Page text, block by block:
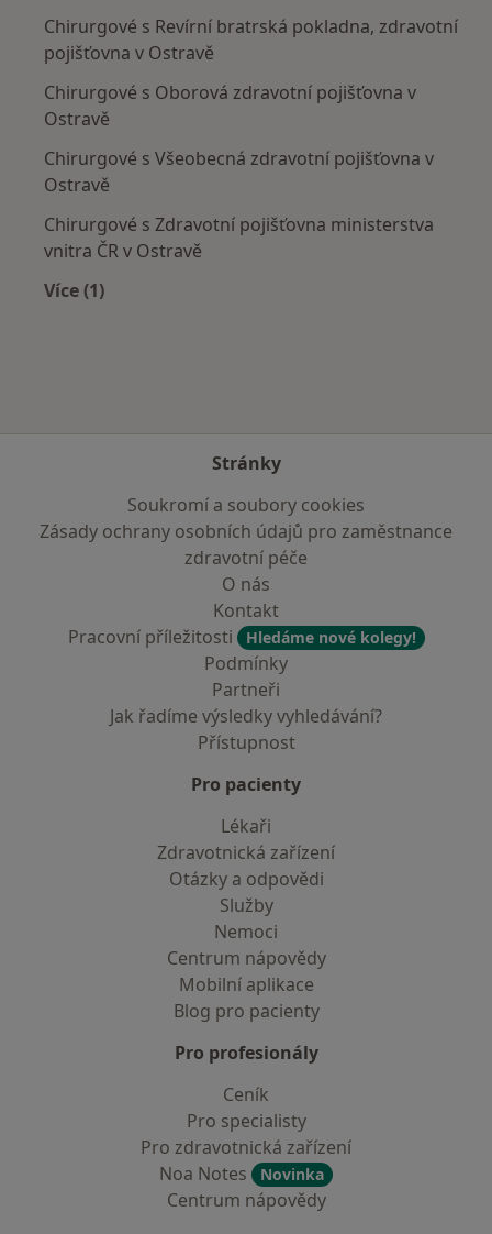
Chirurgové s Revírní bratrská pokladna, zdravotní
pojišťovna v Ostravě
Chirurgové s Oborová zdravotní pojišťovna v
Ostravě
Chirurgové s Všeobecná zdravotní pojišťovna v
Ostravě
Chirurgové s Zdravotní pojišťovna ministerstva
vnitra ČR v Ostravě
Více (1)
Stránky
Soukromí a soubory cookies
Zásady ochrany osobních údajů pro zaměstnance
zdravotní péče
O nás
Kontakt
Pracovní příležitosti
Hledáme nové kolegy!
Podmínky
Partneři
Jak řadíme výsledky vyhledávání?
Přístupnost
Pro pacienty
Lékaři
Zdravotnická zařízení
Otázky a odpovědi
Služby
Nemoci
Centrum nápovědy
Mobilní aplikace
Blog pro pacienty
Pro profesionály
Ceník
Pro specialisty
Pro zdravotnická zařízení
Noa Notes
Novinka
Centrum nápovědy